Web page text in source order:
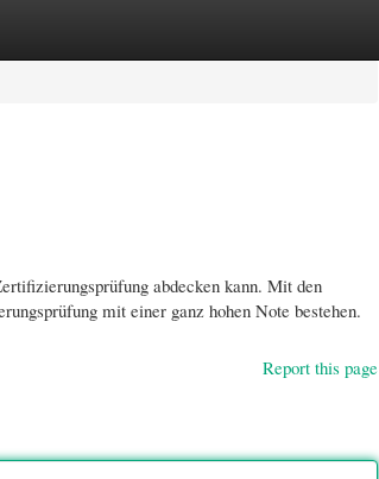
abdecken kann. Mit den
mit einer ganz hohen Note bestehen.
Report this page